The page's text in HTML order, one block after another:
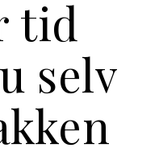
tid
selv